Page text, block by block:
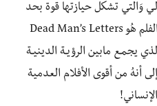
وَالتي تشكل حيازتها قوة بحد
ذاتها للدولـة المُصنعة لها؛ هذا الفلم هُو Dead Man’s Letters
يجمـع مابين الرؤيـة الدينيـة
إلى أنهُ من أقوى الأفلام العدمية